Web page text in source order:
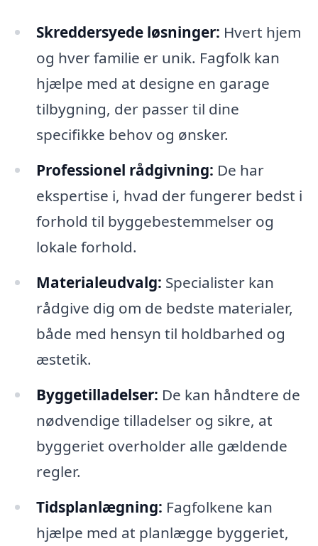
Skreddersyede løsninger: Hvert hjem
og hver familie er unik. Fagfolk kan
hjælpe med at designe en garage
tilbygning, der passer til dine
specifikke behov og ønsker.
Professionel rådgivning: De har
ekspertise i, hvad der fungerer bedst i
forhold til byggebestemmelser og
lokale forhold.
Materialeudvalg: Specialister kan
rådgive dig om de bedste materialer,
både med hensyn til holdbarhed og
æstetik.
Byggetilladelser: De kan håndtere de
nødvendige tilladelser og sikre, at
byggeriet overholder alle gældende
regler.
Tidsplanlægning: Fagfolkene kan
hjælpe med at planlægge byggeriet,